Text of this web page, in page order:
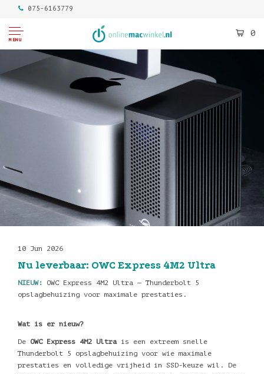
075-6163779
MENU
0
10 Jun 2026
Nu leverbaar: OWC Express 4M2 Ultra
NIEUW: OWC Express 4M2 Ultra — Thunderbolt 5
opslagbehuizing voor maximale prestaties.
Wat is er nieuw?
De OWC Express 4M2 Ultrais een extreem snelle
Thunderbolt 5 opslagbehuizing voor wie maximale
prestaties en volledige vrijheid in SSD-keuze wil. De